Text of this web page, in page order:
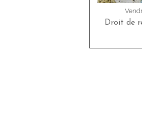
Droit de